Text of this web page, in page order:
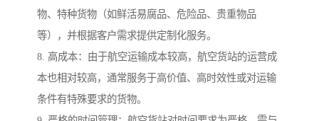
物、特种货物（如鲜活易腐品、危险品、贵重物品
等），并根据客户需求提供定制化服务。
8. 高成本：由于航空运输成本较高，航空货站的运营成
本也相对较高，通常服务于高价值、高时效性或对运输
条件有特殊要求的货物。